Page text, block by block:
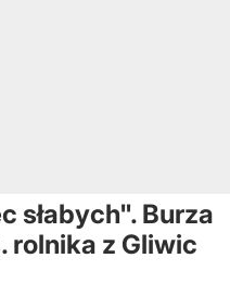
słabych". Burza
rolnika z Gliwic